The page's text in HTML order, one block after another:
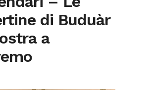
di Buduàr
a